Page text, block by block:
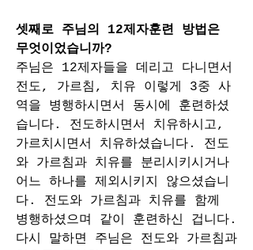
셋째로 주님의 12제자훈련 방법은
무엇이었습니까?
주님은 12제자들을 데리고 다니면서
전도, 가르침, 치유 이렇게 3중 사
역을 병행하시면서 동시에 훈련하셨
습니다. 전도하시면서 치유하시고,
가르치시면서 치유하셨습니다. 전도
와 가르침과 치유를 분리시키시거나
어느 하나를 제외시키지 않으셨습니
다. 전도와 가르침과 치유를 함께
병행하셨으며 같이 훈련하신 겁니다.
다시 말하면 주님은 전도와 가르침과